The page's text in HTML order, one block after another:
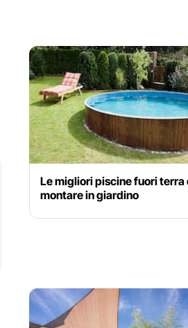
Le migliori piscine fuori terra
montare in giardino